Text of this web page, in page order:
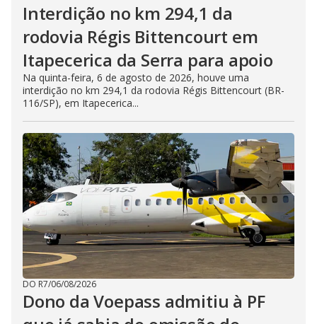
Interdição no km 294,1 da
rodovia Régis Bittencourt em
Itapecerica da Serra para apoio
Na quinta-feira, 6 de agosto de 2026, houve uma
interdição no km 294,1 da rodovia Régis Bittencourt (BR-
116/SP), em Itapecerica...
DO R7/06/08/2026
Dono da Voepass admitiu à PF